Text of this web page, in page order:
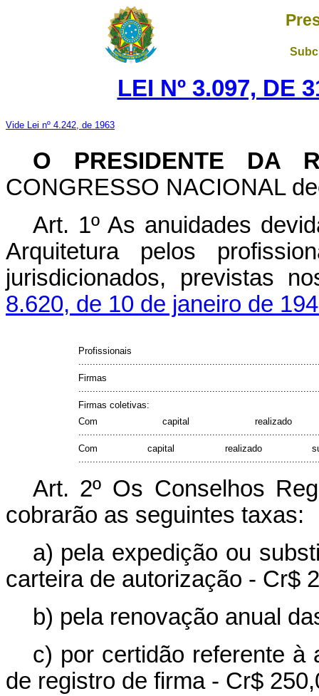
LEI Nº 3.097, DE
Vide Lei nº 4.242, de 1963
O PRESIDENTE DA
CONGRESSO NACIONAL
Art. 1º As anuidades
Arquitetura pelos
jurisdicionados, previstas
8.620, de 10 de janeiro de
Profissionais
Firmas
Firmas coletivas:
Com capital
Com capital realizado
Art. 2º Os Conselhos
cobrarão as seguintes taxas:
a) pela expedição ou
carteira de autorização - Cr$
b) pela renovação anual
c) por certidão referente à
de registro de firma - Cr$